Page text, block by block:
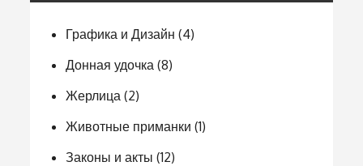
Графика и Дизайн (4)
Донная удочка (8)
Жерлица (2)
Животные приманки (1)
Законы и акты (12)